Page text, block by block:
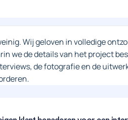
Wij geloven in volledige
we de details van het project
de fotografie en de